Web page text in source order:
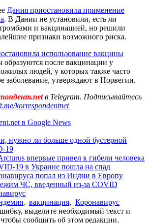
Дания приостановила применение
. В Дании не установили, есть ли
и вакцинацией, но решили
признаки возможного риска.
использование вакцины
образуются после вакцинации у
людей, у которых также часто
заболевание, утверждают в Норвегии.
в Telegram. Подписывайтесь
korrespondentnet
в Google News
нужно ли больше одной бустерной
19
впервые привел к гибели человека
19 в Украине пошла на спад
попал из Индии в Европу
ЧС, введенный из-за COVID
, вакцинация, Коронавирус
выделите необходимый текст и
сообщить об этом редакции.